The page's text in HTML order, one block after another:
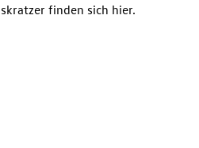
finden sich hier.